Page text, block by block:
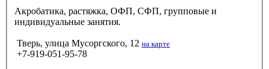
Акробатика, растяжка, ОФП, СФП, групповые и
индивидуальные занятия.
Тверь, улица Мусоргского, 12 на карте
+7-919-051-95-78